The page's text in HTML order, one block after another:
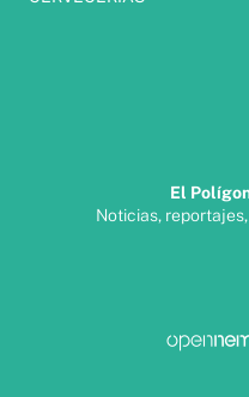
El
Noticias,